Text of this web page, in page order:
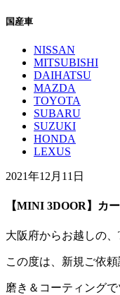
国産車
NISSAN
MITSUBISHI
DAIHATSU
MAZDA
TOYOTA
SUBARU
SUZUKI
HONDA
LEXUS
2021年12月11日
【MINI 3DOOR】カ
大阪府からお越しの
この度は、新規ご依
磨き＆コーティング